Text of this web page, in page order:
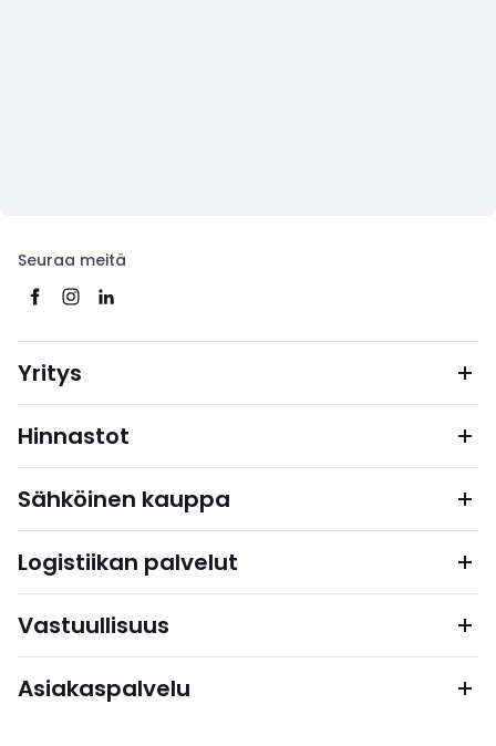
Seuraa meitä
Yritys
Hinnastot
Sähköinen kauppa
Logistiikan palvelut
Vastuullisuus
Asiakaspalvelu